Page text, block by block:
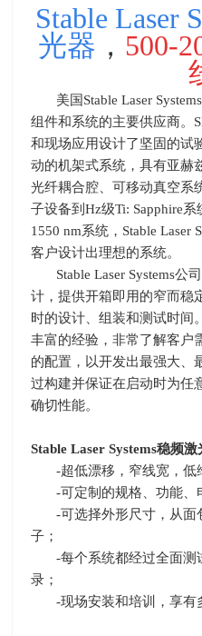
Stable Laser
光器 ， 500-
美国 Stable Laser Systems
组件和系统的主要供应商。
和现场应用设计了坚固的试
动的机架式系统，具有亚赫
光纤耦合腔、可移动真空系
子设备到Hz级Ti: Sapphire系
1550 nm系统， Stable Laser
客户设计出理想的系统。
Stable Laser Systems公
计，提供开箱即用的窄而稳
时的设计、组装和测试时间。
丰富的经验，非常了解客
的配置，以开发出最强大、
过构建并保证在启动时为任
确切性能。
Stable Laser Systems稳频激
-超低漂移，窄线宽，低
-可定制的规格、功能、
-可选择外形尺寸，从面
子；
-每个系统都经过全面
录；
-现场安装和培训，享有